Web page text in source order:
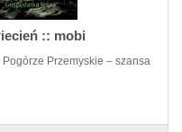
:: mobi
Przemyskie – szansa